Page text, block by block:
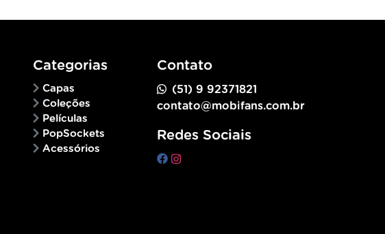
Contato
(51) 9 92371821
contato@mobifans.com.br
Redes Sociais
Categorias
Capas
Coleções
Películas
PopSockets
Acessórios